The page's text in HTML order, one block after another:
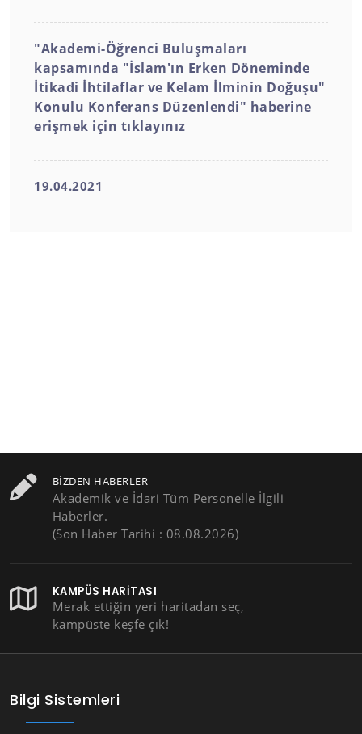
"Akademi-Öğrenci Buluşmaları
kapsamında "İslam'ın Erken Döneminde
İtikadi İhtilaflar ve Kelam İlminin Doğuşu"
Konulu Konferans Düzenlendi" haberine
erişmek için tıklayınız
19.04.2021
BIZDEN HABERLER
Akademik ve İdari Tüm Personelle İlgili
Haberler.
(Son Haber Tarihi : 08.08.2026)
KAMPÜS HARITASI
Merak ettiğin yeri haritadan seç,
kampüste keşfe çık!
Bilgi Sistemleri